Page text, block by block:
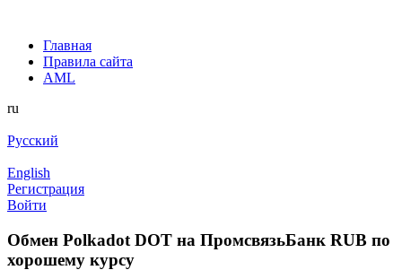
Главная
Правила сайта
AML
ru
Русский
English
Регистрация
Войти
Обмен Polkadot DOT на ПромсвязьБанк RUB по
хорошему курсу